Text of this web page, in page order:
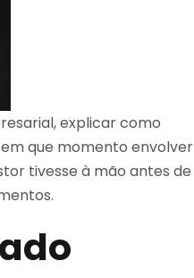
explicar como
que momento envolver
tivesse à mão antes de